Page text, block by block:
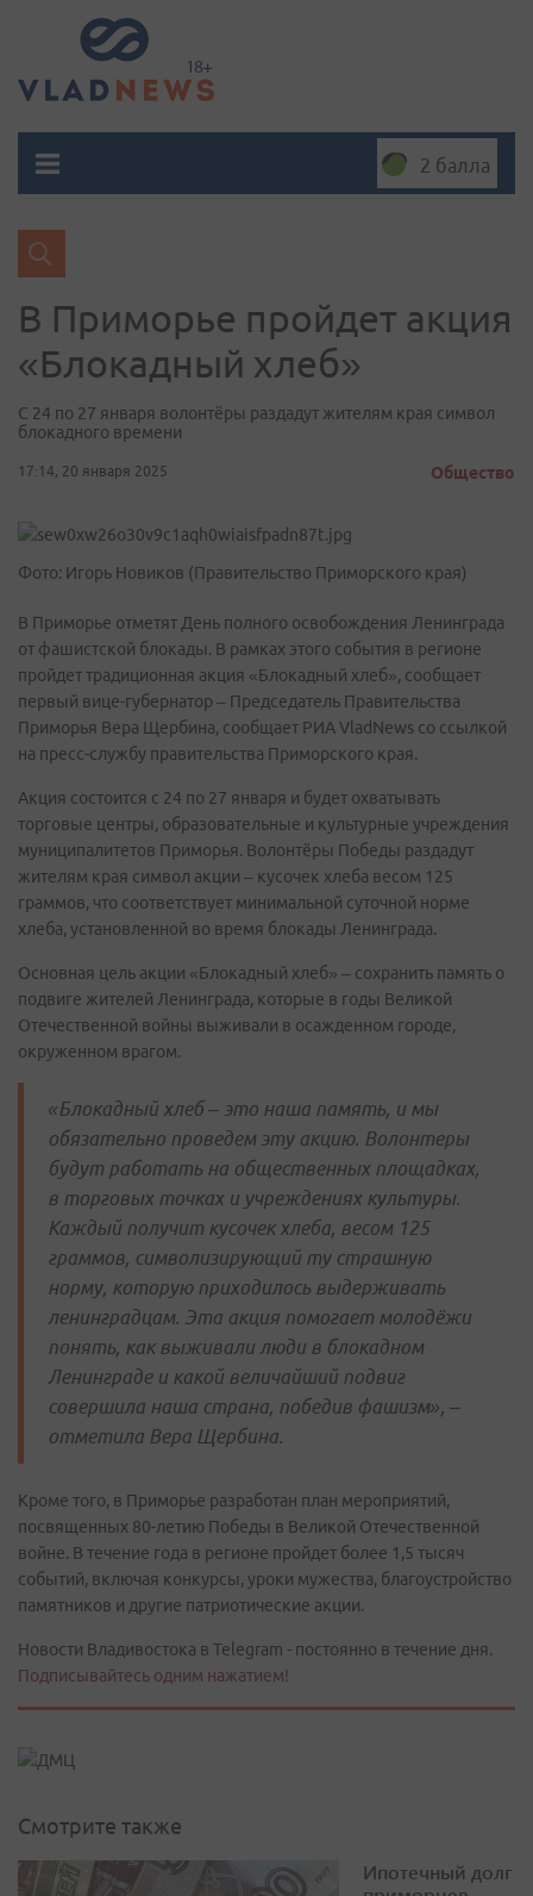
2 балла
В Приморье пройдет акция
«Блокадный хлеб»
С 24 по 27 января волонтёры раздадут жителям края символ
блокадного времени
17:14, 20 января 2025 Общество
Фото: Игорь Новиков (Правительство Приморского края)
В Приморье отметят День полного освобождения Ленинграда
от фашистской блокады. В рамках этого события в регионе
пройдет традиционная акция «Блокадный хлеб», сообщает
первый вице-губернатор – Председатель Правительства
Приморья Вера Щербина, сообщает РИА VladNews со ссылкой
на пресс-службу правительства Приморского края.
Акция состоится с 24 по 27 января и будет охватывать
торговые центры, образовательные и культурные учреждения
муниципалитетов Приморья. Волонтёры Победы раздадут
жителям края символ акции – кусочек хлеба весом 125
граммов, что соответствует минимальной суточной норме
хлеба, установленной во время блокады Ленинграда.
Основная цель акции «Блокадный хлеб» – сохранить память о
подвиге жителей Ленинграда, которые в годы Великой
Отечественной войны выживали в осажденном городе,
окруженном врагом.
«Блокадный хлеб – это наша память, и мы
обязательно проведем эту акцию. Волонтеры
будут работать на общественных площадках,
в торговых точках и учреждениях культуры.
Каждый получит кусочек хлеба, весом 125
граммов, символизирующий ту страшную
норму, которую приходилось выдерживать
ленинградцам. Эта акция помогает молодёжи
понять, как выживали люди в блокадном
Ленинграде и какой величайший подвиг
совершила наша страна, победив фашизм», –
отметила Вера Щербина.
Кроме того, в Приморье разработан план мероприятий,
посвященных 80-летию Победы в Великой Отечественной
войне. В течение года в регионе пройдет более 1,5 тысяч
событий, включая конкурсы, уроки мужества, благоустройство
памятников и другие патриотические акции.
Новости Владивостока в Telegram - постоянно в течение дня.
Подписывайтесь одним нажатием!
Смотрите также
Ипотечный долг